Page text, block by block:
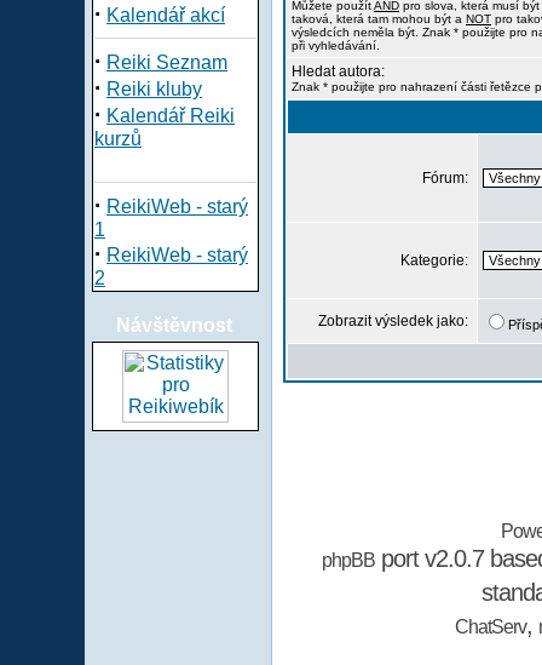
· Kalendář akcí
· Reiki Seznam
· Reiki kluby
· Kalendář Reiki
kurzů
· ReikiWeb - starý
1
· ReikiWeb - starý
2
Návštěvnost
Můžete použítAND pro slova, která musí
taková, která tam mohou být a NOT pro
výsledcích neměla být. Znak * použijte pro
při vyhledávání.
Hledat autora:
Znak * použijte pro nahrazení části řetězce
Fórum:
Kategorie:
Zobrazit výsledek jako:
phpBBport v2.0.7
ChatServ,